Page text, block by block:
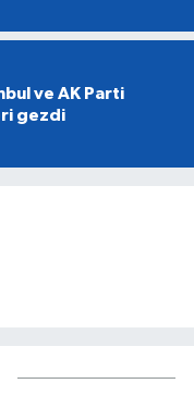
ve AK Parti
gezdi